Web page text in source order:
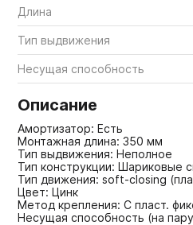
Длина
Тип выдвижения
Несущая способность
Описание
Амортизатор: Есть
Монтажная длина: 350 мм
Тип выдвижения: Неполное
Тип конструкции: Шариковые
Тип движения: soft-closing
Цвет: Цинк
Метод крепления: С пласт.
Несущая способность (на